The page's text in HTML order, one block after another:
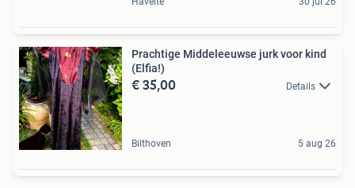
Prachtige Middeleeuwse jurk voor kind
(Elfia!)
€ 35,00 Details
Bilthoven 5 aug 26